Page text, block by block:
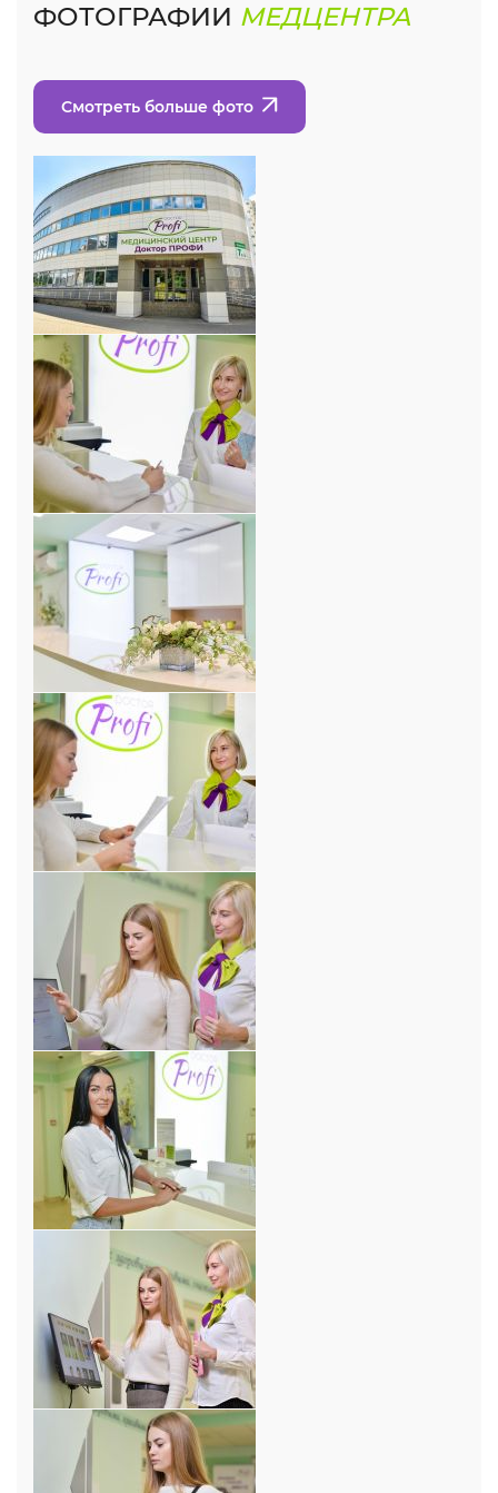
ФОТОГРАФИИ МЕДЦЕНТРА
Смотреть больше фото